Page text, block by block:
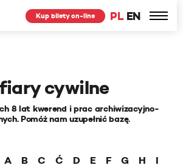
PL EN
Kup bilety on-line
cywilne
8 lat kwerend i prac archiwizacyjno-
Pomóż nam uzupełnić bazę.
A B C Ć D E F G H
I